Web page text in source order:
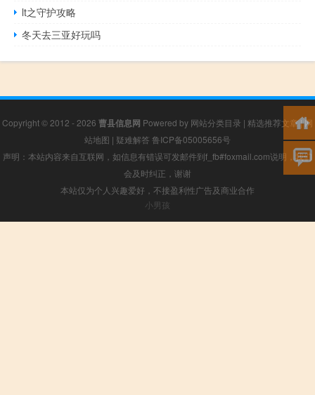
lt之守护攻略
冬天去三亚好玩吗
Copyright © 2012 - 2026 曹县信息网 Powered by 网站分类目录 | 精选推荐文章|网
站地图 | 疑难解答 鲁ICP备05005656号
声明：本站内容来自互联网，如信息有错误可发邮件到f_fb#foxmail.com说明，我们
会及时纠正，谢谢
本站仅为个人兴趣爱好，不接盈利性广告及商业合作
小男孩